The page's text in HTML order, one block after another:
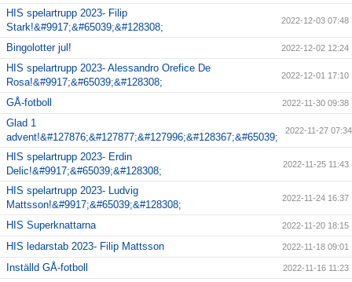
HIS spelartrupp 2023- Filip
Stark!&#9917;&#65039;&#128308;
2022-12-03 07:48
Bingolotter jul! 2022-12-02 12:24
HIS spelartrupp 2023- Alessandro Orefice De
Rosa!&#9917;&#65039;&#128308;
2022-12-01 17:10
GÅ-fotboll 2022-11-30 09:38
Glad 1
advent!&#127876;&#127877;&#127996;&#128367;&#65039;
2022-11-27 07:34
HIS spelartrupp 2023- Erdin
Delic!&#9917;&#65039;&#128308;
2022-11-25 11:43
HIS spelartrupp 2023- Ludvig
Mattsson!&#9917;&#65039;&#128308;
2022-11-24 16:37
HIS Superknattarna 2022-11-20 18:15
HIS ledarstab 2023- Filip Mattsson 2022-11-18 09:01
Inställd GÅ-fotboll 2022-11-16 11:23